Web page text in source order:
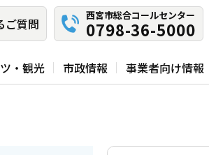
ご質問
西宮市総合コールセンター
0798-36-5000
・観光 市政情報 事業者向け情報